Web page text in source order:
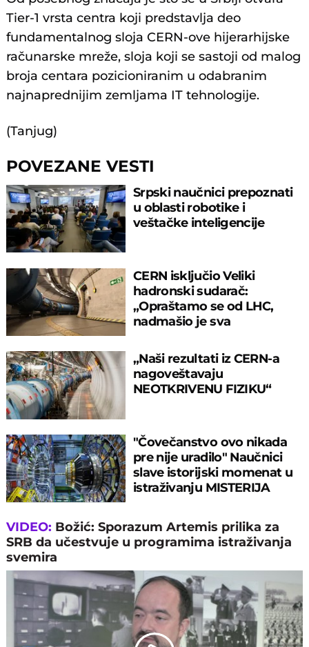
Tier-1 vrsta centra koji predstavlja deo
fundamentalnog sloja CERN-ove hijerarhijske
računarske mreže, sloja koji se sastoji od malog
broja centara pozicioniranim u odabranim
najnaprednijim zemljama IT tehnologije.
(Tanjug)
POVEZANE VESTI
Srpski naučnici prepoznati
u oblasti robotike i
veštačke inteligencije
CERN isključio Veliki
hadronski sudarač:
„Opraštamo se od LHC,
nadmašio je sva
„Naši rezultati iz CERN-а
nagoveštavaju
NEOTKRIVENU FIZIKU“
"Čovečanstvo ovo nikada
pre nije uradilo" Naučnici
slave istorijski momenat u
istraživanju MISTERIJA
VIDEO: Božić: Sporazum Artemis prilika za
SRB da učestvuje u programima istraživanja
svemira